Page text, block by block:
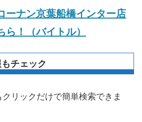
ーナン京葉船橋インター店
！（バイトル）
チェック
リックだけで簡単検索できま